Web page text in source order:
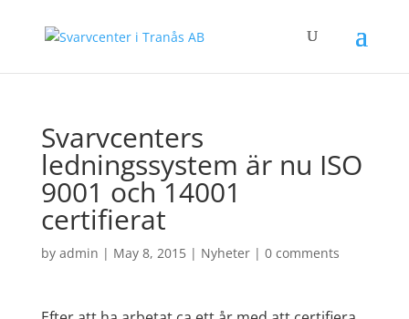
Svarvcenters
ledningssystem är nu ISO
9001 och 14001
certifierat
by admin | May 8, 2015| Nyheter| 0 comments